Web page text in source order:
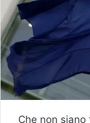
Che non siano